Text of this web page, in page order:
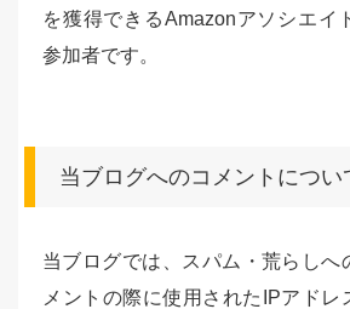
を獲得できるAmazonアソシエイ
参加者です。
当ブログへのコメントについ
当ブログでは、スパム・荒らしへ
メントの際に使用されたIPアドレ